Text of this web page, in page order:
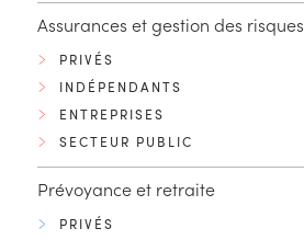
Assurances et gestion des risques
PRIVÉS
INDÉPENDANTS
ENTREPRISES
SECTEUR PUBLIC
Prévoyance et retraite
PRIVÉS